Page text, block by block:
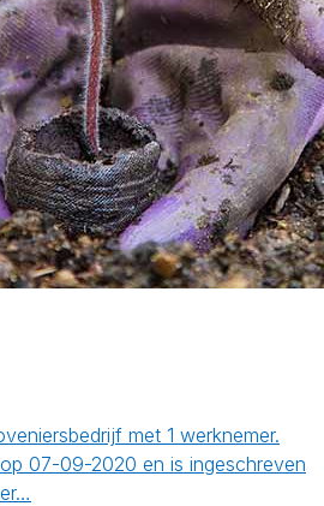
met 1 werknemer.
07-09-2020 en is ingeschreven